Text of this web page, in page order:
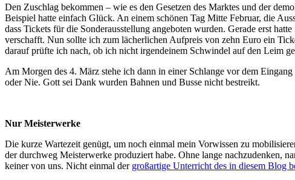
Den Zuschlag bekommen – wie es den Gesetzen des Marktes und der
Beispiel hatte einfach Glück. An einem schönen Tag Mitte Februar, die
dass Tickets für die Sonderausstellung angeboten wurden. Gerade erst
verschafft. Nun sollte ich zum lächerlichen Aufpreis von zehn Euro ein
darauf prüfte ich nach, ob ich nicht irgendeinem Schwindel auf den Leim
Am Morgen des 4. März stehe ich dann in einer Schlange vor dem
oder Nie. Gott sei Dank wurden Bahnen und Busse nicht bestreikt.
Nur Meisterwerke
Die kurze Wartezeit genügt, um noch einmal mein Vorwissen zu
der durchweg Meisterwerke produziert habe. Ohne lange nachzudenken,
keiner von uns. Nicht einmal der großartige Unterricht des in diesem Blog